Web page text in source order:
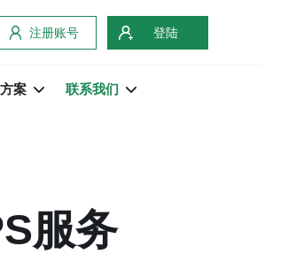
注册账号 登陆
案 联系我们
服务